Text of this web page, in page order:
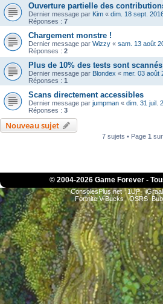
Ouverture partielle des
Dernier message par Kim « dim. 18 sept.
Réponses : 7
Chargement monstre !
Dernier message par Wizzy « sam. 13 août
Réponses : 2
Plus de 10% des tests sont
Dernier message par Blondex « mer. 03 août
Réponses : 1
Scans directement accessibles
Dernier message par jumpman « dim. 31 juil.
Réponses : 3
Nouveau sujet
7 sujets • Page 1 sur
© 2004-2026 Game Forever -
ConsolesPlus.net 1UP iGraal
Fortnite V-Bucks
OSRS